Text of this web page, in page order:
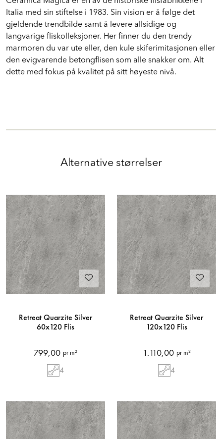
Italia med sin stiftelse i 1983. Sin vision er å følge det
gjeldende trendbilde samt å levere allsidige og
langvarige fliskolleksjoner. Her finner du den trendy
marmoren du var ute eller, den kule skiferimitasjonen eller
den evigvarende betongflisen som alle snakker om. Alt
dette med fokus på kvalitet på sitt høyeste nivå.
Alternative størrelser
Retreat Quarzite Silver
60x120 Flis
799,00 pr m²
4
Retreat Quarzite Silver
120x120 Flis
1.110,00 pr m²
4